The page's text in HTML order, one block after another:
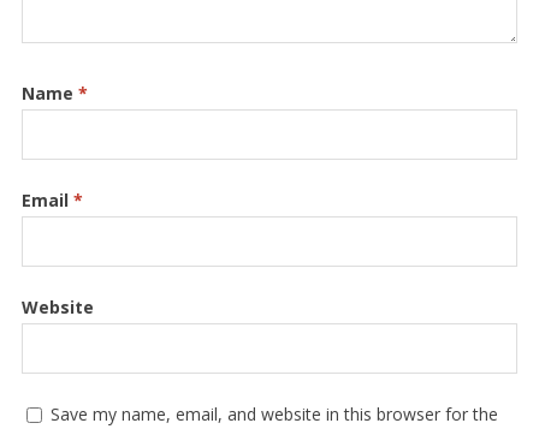
Name *
Email *
Website
Save my name, email, and website in this browser for the